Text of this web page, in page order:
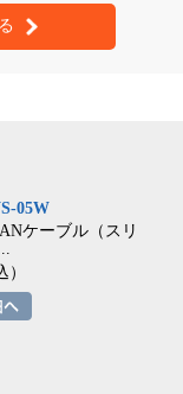
05W
ケーブル（スリ